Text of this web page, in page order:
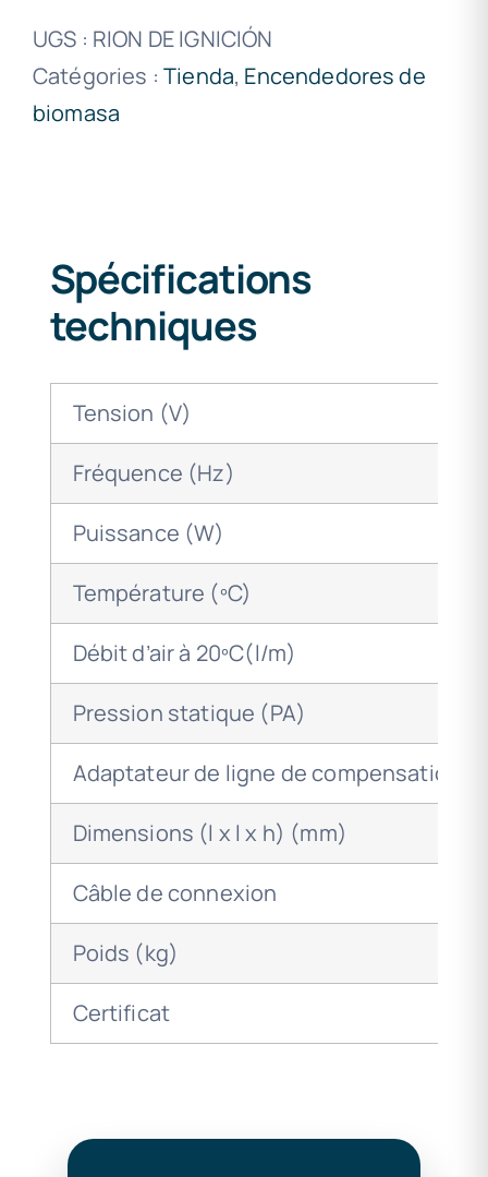
UGS : RION DE IGNICIÓN
Catégories :Tienda, Encendedores de
biomasa
Spécifications
techniques
Tension (V)
Fréquence (Hz)
Puissance (W)
Température (ºC)
Débit d’air à 20ºC(l/m)
Pression statique (PA)
Adaptateur de ligne de compensation
Dimensions (l x l x h) (mm)
Câble de connexion
Poids (kg)
Certificat